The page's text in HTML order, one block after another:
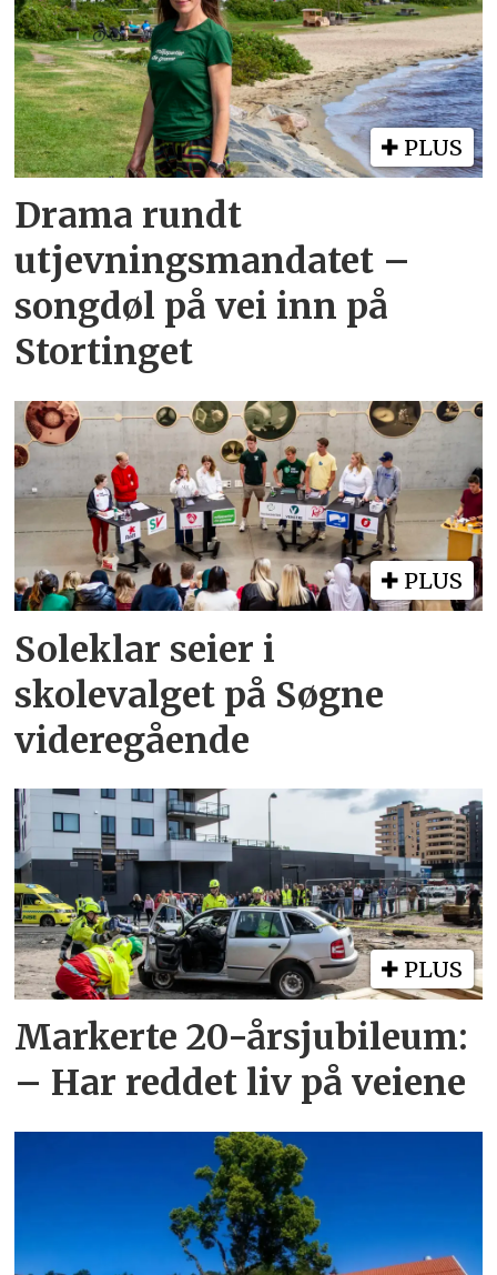
PLUS
Drama rundt
utjevningsmandatet –
songdøl på vei inn på
Stortinget
PLUS
Soleklar seier i
skolevalget på Søgne
videregående
PLUS
Markerte 20-årsjubileum:
– Har reddet liv på veiene